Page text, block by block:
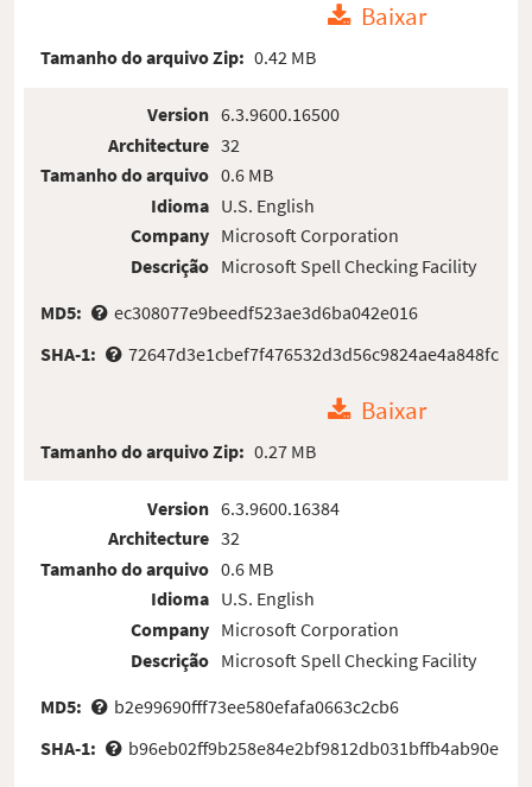
Baixar
Tamanho do arquivo Zip: 0.42 MB
Version
Architecture
Tamanho do arquivo
Idioma
Company
Descrição
6.3.9600.16500
32
0.6 MB
U.S. English
Microsoft Corporation
Microsoft Spell Checking Facility
MD5:
ec308077e9beedf523ae3d6ba042e016
SHA-1:
72647d3e1cbef7f476532d3d56c9824ae4a848fc
Baixar
Tamanho do arquivo Zip: 0.27 MB
Version
Architecture
Tamanho do arquivo
Idioma
Company
Descrição
6.3.9600.16384
32
0.6 MB
U.S. English
Microsoft Corporation
Microsoft Spell Checking Facility
MD5:
b2e99690fff73ee580efafa0663c2cb6
SHA-1:
b96eb02ff9b258e84e2bf9812db031bffb4ab90e